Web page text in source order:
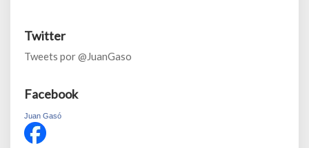
Twitter
Tweets por @JuanGaso
Facebook
Juan Gasó